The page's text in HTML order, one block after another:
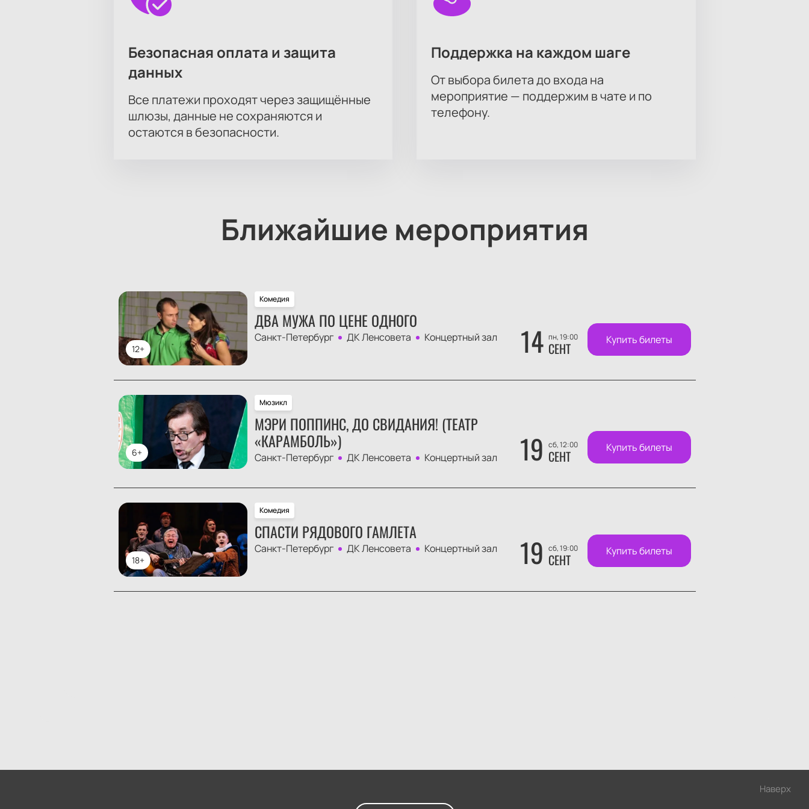
Безопасная оплата и защита
данных
Все платежи проходят через защищённые
шлюзы, данные не сохраняются и
остаются в безопасности.
Поддержка на каждом шаге
От выбора билета до входа на
мероприятие — поддержим в чате и по
телефону.
Ближайшие мероприятия
12+
Комедия
ДВА МУЖА ПО ЦЕНЕ ОДНОГО
Санкт-Петербург ДК Ленсовета Концертный зал 14 пн, 19:00
СЕНТ Купить билеты
6+
Мюзикл
МЭРИ ПОППИНС, ДО СВИДАНИЯ! (ТЕАТР
«КАРАМБОЛЬ»)
Санкт-Петербург ДК Ленсовета Концертный зал 19 сб, 12:00
СЕНТ Купить билеты
18+
Комедия
СПАСТИ РЯДОВОГО ГАМЛЕТА
Санкт-Петербург ДК Ленсовета Концертный зал 19 сб, 19:00
СЕНТ Купить билеты
Наверх